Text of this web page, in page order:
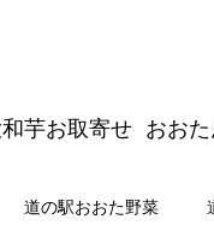
芋お取寄せ おお
道の駅おおた野菜